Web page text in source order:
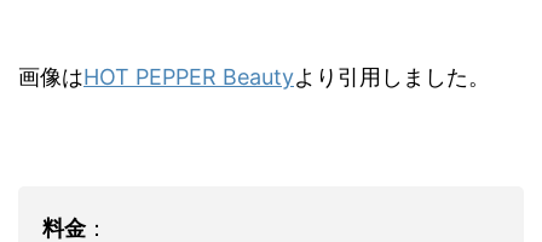
画像はHOT PEPPER Beautyより引用しました。
料金：